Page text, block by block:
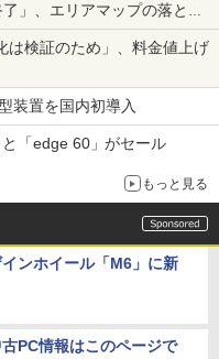
」、エリアマップの落とし
は検証のため」、料金値上げ
装置を国内初導入
「edge 60」がセール
もっと見る
ンホイール「M6」に新
PC情報はこのページで